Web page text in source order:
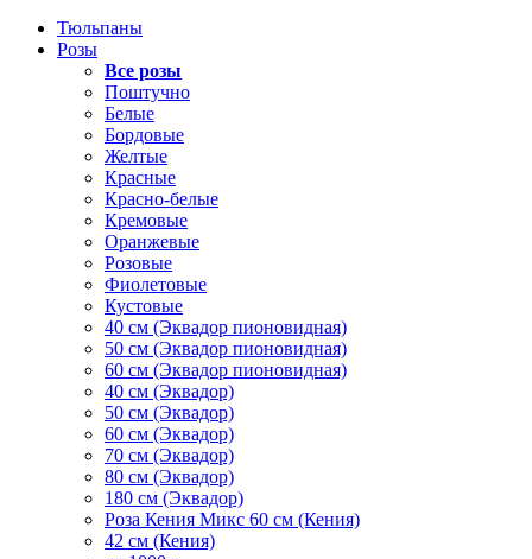
Тюльпаны
Розы
Все розы
Поштучно
Белые
Бордовые
Желтые
Красные
Красно-белые
Кремовые
Оранжевые
Розовые
Фиолетовые
Кустовые
40 см (Эквадор пионовидная)
50 см (Эквадор пионовидная)
60 см (Эквадор пионовидная)
40 см (Эквадор)
50 см (Эквадор)
60 см (Эквадор)
70 см (Эквадор)
80 см (Эквадор)
180 см (Эквадор)
Роза Кения Микс 60 см (Кения)
42 см (Кения)